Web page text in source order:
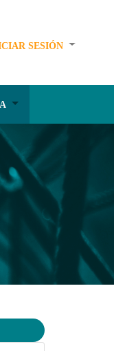
SESIÓN